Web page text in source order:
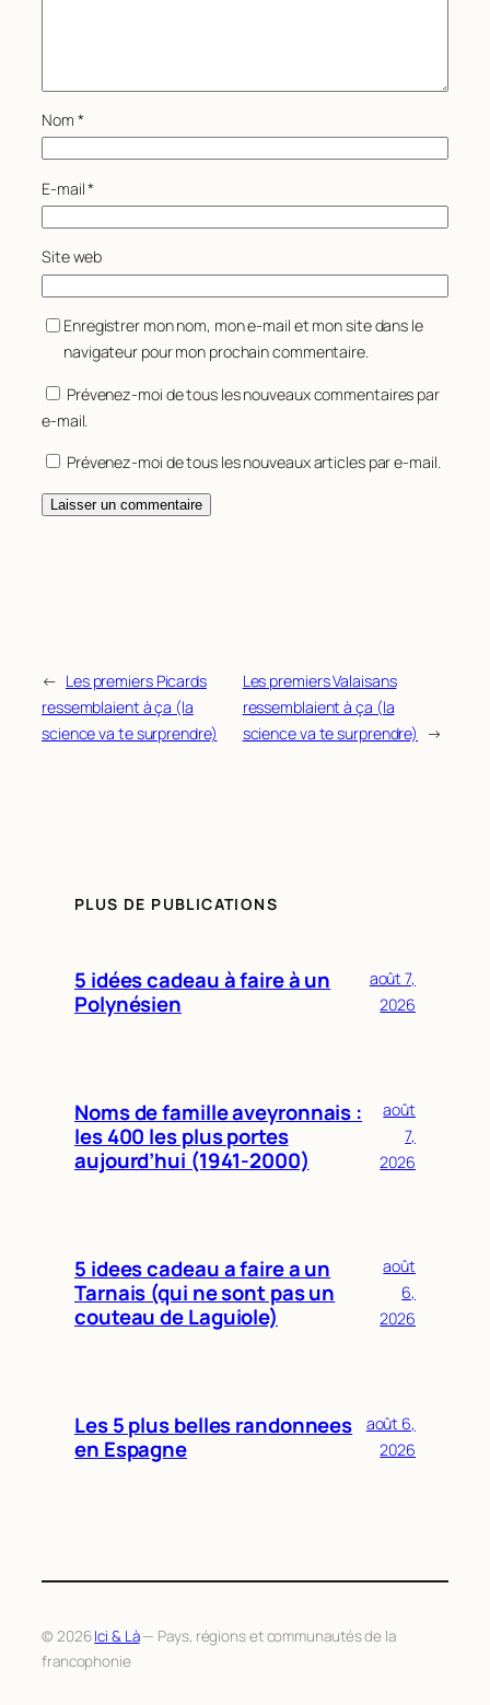
Nom *
E-mail*
Site web
Enregistrer mon nom, mon e-mail et mon site dans le
navigateur pour mon prochain commentaire.
Prévenez-moi de tous les nouveaux commentaires par
e-mail.
Prévenez-moi de tous les nouveaux articles par e-mail.
← Les premiers Picards
ressemblaient à ça (la
science va te surprendre)
Les premiers Valaisans
ressemblaient à ça (la
science va te surprendre)
→
PLUS DE PUBLICATIONS
5 idées cadeau à faire à un
Polynésien
août 7,
2026
Noms de famille aveyronnais :
les 400 les plus portes
aujourd’hui (1941-2000)
août
7,
2026
5 idees cadeau a faire a un
Tarnais (qui ne sont pas un
couteau de Laguiole)
août
6,
2026
Les 5 plus belles randonnees
en Espagne
août 6,
2026
© 2026Ici & Là— Pays, régions et communautés de la
francophonie